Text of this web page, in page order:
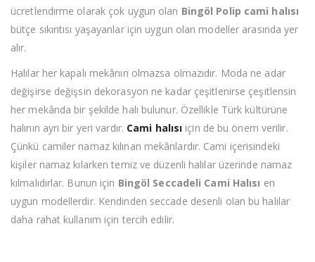
ücretlendirme olarak çok uygun olan Bingöl Polip cami halısı
bütçe sıkıntısı yaşayanlar için uygun olan modeller arasında yer
alır.
Halılar her kapalı mekânın olmazsa olmazıdır. Moda ne adar
değişirse değişsin dekorasyon ne kadar çeşitlenirse çeşitlensin
her mekânda bir şekilde halı bulunur. Özellikle Türk kültürüne
halının ayrı bir yeri vardır. Cami halısı için de bu önem verilir.
Çünkü camiler namaz kılınan mekânlardır. Cami içerisindeki
kişiler namaz kılarken temiz ve düzenli halılar üzerinde namaz
kılmalıdırlar. Bunun için Bingöl Seccadeli Cami Halısı en
uygun modellerdir. Kendinden seccade desenli olan bu halılar
daha rahat kullanım için tercih edilir.